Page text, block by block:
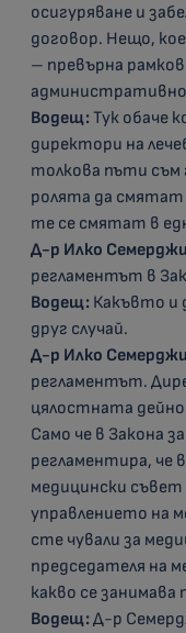
осигуряване и
договор. Нещо,
– превърна
административно
Водещ:Тук обаче
директори на
толкова пъти съм
ролята да смятат
те се смятат в
Д-р Илко
регламентът в
Водещ: Какъвто и
друг случай.
Д-р Илко
регламентът.
цялостната
Само че в Закона
регламентира, че
медицински
управлението на
сте чували за
председателя на
какво се занимава
Водещ:Д-р